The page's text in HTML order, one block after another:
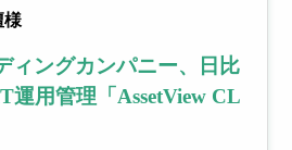
様
ィングカンパニー、日比
運用管理「AssetView CL